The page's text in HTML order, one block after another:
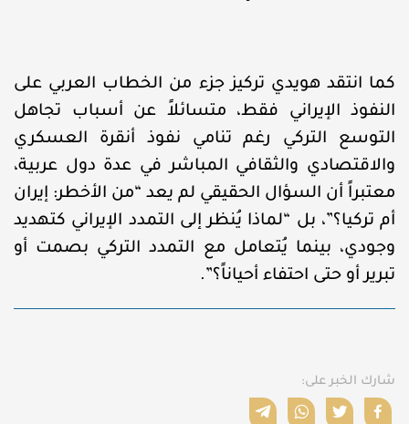
كما انتقد هويدي تركيز جزء من الخطاب العربي على
النفوذ الإيراني فقط، متسائلاً عن أسباب تجاهل
التوسع التركي رغم تنامي نفوذ أنقرة العسكري
والاقتصادي والثقافي المباشر في عدة دول عربية،
معتبراً أن السؤال الحقيقي لم يعد “من الأخطر: إيران
أم تركيا؟”، بل “لماذا يُنظر إلى التمدد الإيراني كتهديد
وجودي، بينما يُتعامل مع التمدد التركي بصمت أو
تبرير أو حتى احتفاء أحياناً؟”.
شارك الخبر على: